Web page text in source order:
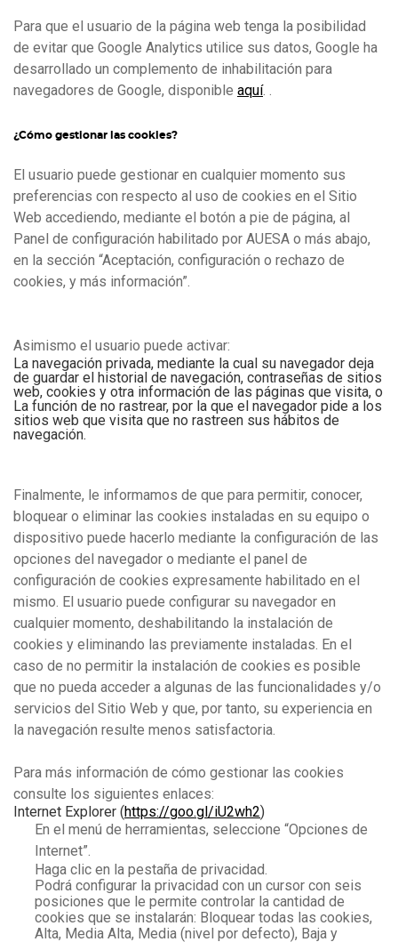
Para que el usuario de la página web tenga la posibilidad
de evitar que Google Analytics utilice sus datos, Google ha
desarrollado un complemento de inhabilitación para
navegadores de Google, disponible aquí. .
¿Cómo gestionar las cookies?
El usuario puede gestionar en cualquier momento sus
preferencias con respecto al uso de cookies en el Sitio
Web accediendo, mediante el botón a pie de página, al
Panel de configuración habilitado por AUESA o más abajo,
en la sección “Aceptación, configuración o rechazo de
cookies, y más información”.
Asimismo el usuario puede activar:
La navegación privada, mediante la cual su navegador deja
de guardar el historial de navegación, contraseñas de sitios
web, cookies y otra información de las páginas que visita, o
La función de no rastrear, por la que el navegador pide a los
sitios web que visita que no rastreen sus hábitos de
navegación.
Finalmente, le informamos de que para permitir, conocer,
bloquear o eliminar las cookies instaladas en su equipo o
dispositivo puede hacerlo mediante la configuración de las
opciones del navegador o mediante el panel de
configuración de cookies expresamente habilitado en el
mismo. El usuario puede configurar su navegador en
cualquier momento, deshabilitando la instalación de
cookies y eliminando las previamente instaladas. En el
caso de no permitir la instalación de cookies es posible
que no pueda acceder a algunas de las funcionalidades y/o
servicios del Sitio Web y que, por tanto, su experiencia en
la navegación resulte menos satisfactoria.
Para más información de cómo gestionar las cookies
consulte los siguientes enlaces:
Internet Explorer (https://goo.gl/iU2wh2)
En el menú de herramientas, seleccione “Opciones de
Internet”.
Haga clic en la pestaña de privacidad.
Podrá configurar la privacidad con un cursor con seis
posiciones que le permite controlar la cantidad de
cookies que se instalarán: Bloquear todas las cookies,
Alta, Media Alta, Media (nivel por defecto), Baja y